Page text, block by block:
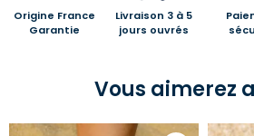
Origine France
Garantie
Livraison 3 à 5
jours ouvrés
Vous aimerez